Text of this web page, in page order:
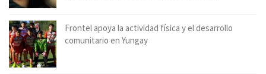
Frontel apoya la actividad física y el desarrollo
comunitario en Yungay